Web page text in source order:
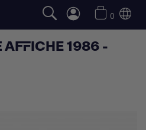
0
AFFICHE 1986 -